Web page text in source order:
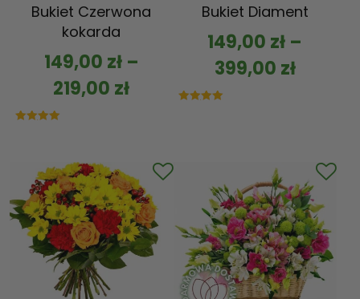
Bukiet Czerwona
kokarda
149,00 zł–
219,00 zł
Bukiet Diament
149,00 zł –
399,00 zł